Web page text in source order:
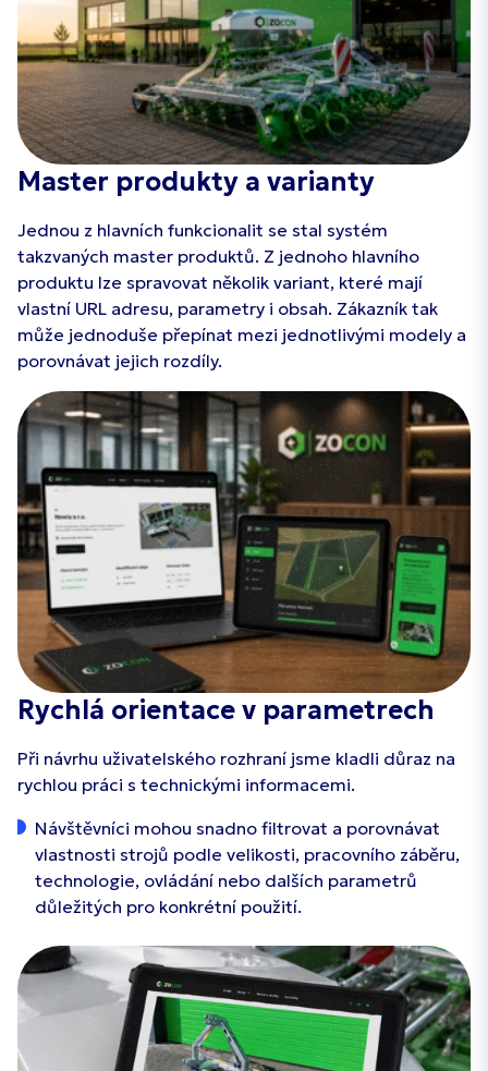
Master produkty a varianty
Jednou z hlavních funkcionalit se stal systém
takzvaných master produktů. Z jednoho hlavního
produktu lze spravovat několik variant, které mají
vlastní URL adresu, parametry i obsah. Zákazník tak
může jednoduše přepínat mezi jednotlivými modely a
porovnávat jejich rozdíly.
Rychlá orientace v parametrech
Při návrhu uživatelského rozhraní jsme kladli důraz na
rychlou práci s technickými informacemi.
Návštěvníci mohou snadno filtrovat a porovnávat
vlastnosti strojů podle velikosti, pracovního záběru,
technologie, ovládání nebo dalších parametrů
důležitých pro konkrétní použití.